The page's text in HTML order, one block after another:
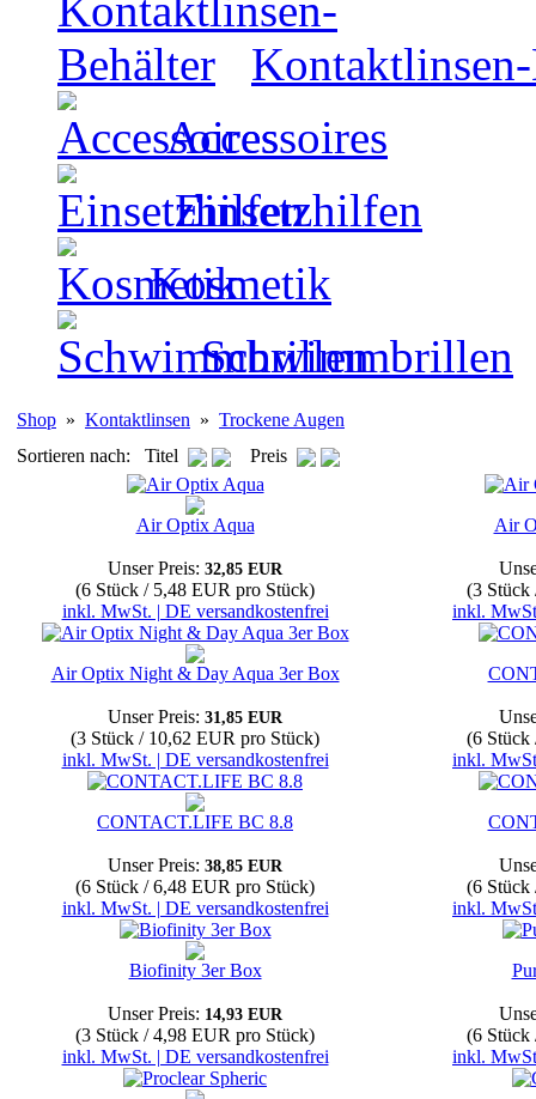
Accessoires
Einsetzhilfen
Kosmetik
Schwimmbrillen
Shop » Kontaktlinsen » Trockene Augen
Sortieren nach: Titel
Preis
Air Optix Aqua
Unser Preis: 32,85 EUR
(6 Stück / 5,48 EUR pro Stück)
inkl. MwSt. | DE versandkostenfrei
Air
(3 Stück
inkl.
Air Optix Night & Day Aqua 3er Box
Unser Preis: 31,85 EUR
(3 Stück / 10,62 EUR pro Stück)
inkl. MwSt. | DE versandkostenfrei
(6 Stück
inkl.
CONTACT.LIFE BC 8.8
Unser Preis: 38,85 EUR
(6 Stück / 6,48 EUR pro Stück)
inkl. MwSt. | DE versandkostenfrei
(6 Stück
inkl.
Biofinity 3er Box
Unser Preis: 14,93 EUR
(3 Stück / 4,98 EUR pro Stück)
inkl. MwSt. | DE versandkostenfrei
(6 Stück
inkl.